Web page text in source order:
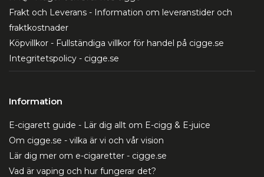
Frakt och Leverans - Information om leveranstider och
fraktkostnader
Köpvillkor - Fullständiga villkor för handel på cigge.se
Integritetspolicy - cigge.se
Information
E-cigarett guide - Lär dig allt om E-cigg & E-juice
Om cigge.se - vilka är vi och vår vision
Lär dig mer om e-cigaretter - cigge.se
Vad är vaping och hur fungerar det?